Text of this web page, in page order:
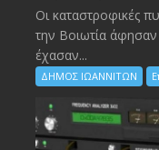
Οι καταστροφικές
την Bοιωτία
έχασαν...
ΔΗΜΟΣ ΙΩΑΝΝΙΤΩΝ